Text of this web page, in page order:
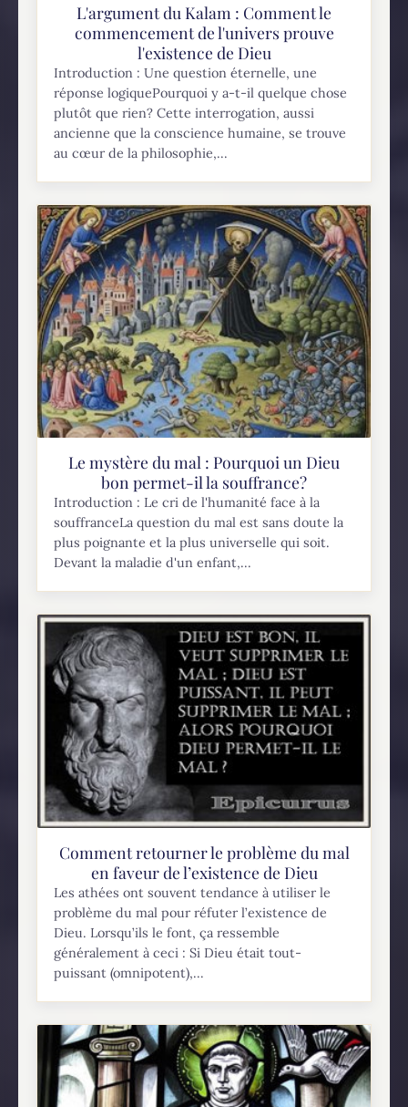
L'argument du Kalam : Comment le
commencement de l'univers prouve
l'existence de Dieu
Introduction : Une question éternelle, une
réponse logiquePourquoi y a-t-il quelque chose
plutôt que rien? Cette interrogation, aussi
ancienne que la conscience humaine, se trouve
au cœur de la philosophie,...
Le mystère du mal : Pourquoi un Dieu
bon permet-il la souffrance?
Introduction : Le cri de l'humanité face à la
souffranceLa question du mal est sans doute la
plus poignante et la plus universelle qui soit.
Devant la maladie d'un enfant,...
Comment retourner le problème du mal
en faveur de l’existence de Dieu
Les athées ont souvent tendance à utiliser le
problème du mal pour réfuter l’existence de
Dieu. Lorsqu’ils le font, ça ressemble
généralement à ceci : Si Dieu était tout-
puissant (omnipotent),...